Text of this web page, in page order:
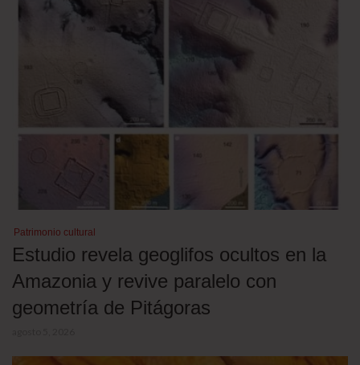
Patrimonio cultural
Estudio revela geoglifos ocultos en la
Amazonia y revive paralelo con
geometría de Pitágoras